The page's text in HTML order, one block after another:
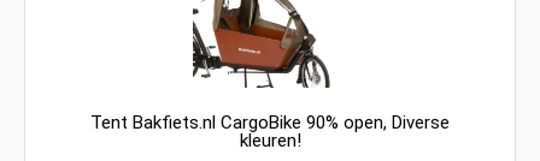
Tent Bakfiets.nl CargoBike 90% open, Diverse
kleuren!